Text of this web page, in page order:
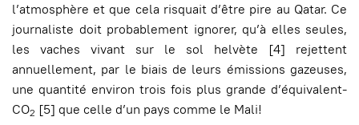
l’atmosphère et que cela risquait d’être pire au Qatar. Ce
journaliste doit probablement ignorer, qu’à elles seules,
les vaches vivant sur le sol helvète [4] rejettent
annuellement, par le biais de leurs émissions gazeuses,
une quantité environ trois fois plus grande d’équivalent-
CO2 [5] que celle d’un pays comme le Mali!